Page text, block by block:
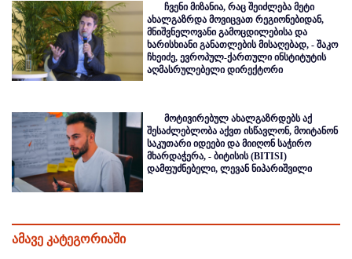
ჩვენი მიზანია, რაც შეიძლება მეტი
ახალგაზრდა მოვიცვათ რეგიონებიდან,
მნიშვნელოვანი გამოცდილებისა და
ხარისხიანი განათლების მისაღებად, - შაკო
ჩხეიძე, ევროპულ-ქართული ინსტიტუტის
აღმასრულებელი დირექტორი
მოტივირებულ ახალგაზრდებს აქ
შესაძლებლობა აქვთ ისწავლონ, მოიტანონ
საკუთარი იდეები და მიიღონ საჭირო
მხარდაჭერა, - ბიტისის (BITISI)
დამფუძნებელი, ლევან ნიპარიშვილი
ამავე კატეგორიაში